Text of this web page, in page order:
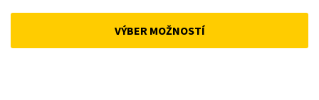
was:
VÝBER MOŽNOSTÍ